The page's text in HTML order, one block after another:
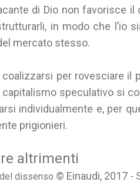
di Dio non favorisce
in modo che l’io
mercato stesso.
per rovesciare il
capitalismo speculativo si
individualmente e, per
prigionieri.
altrimenti
dissenso © Einaudi, 2017 -